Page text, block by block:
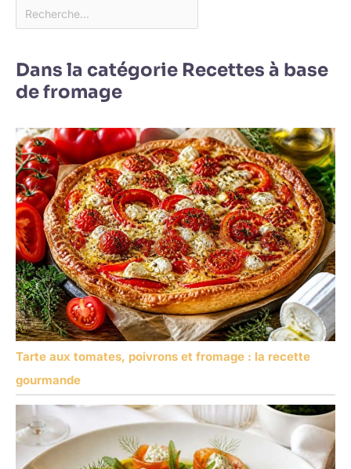
Dans la catégorie Recettes à base
de fromage
Tarte aux tomates, poivrons et fromage : la recette
gourmande